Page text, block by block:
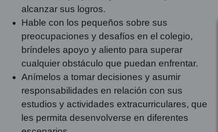
alcanzar sus logros.
Hable con los pequeños sobre sus
preocupaciones y desafíos en el colegio,
bríndeles apoyo y aliento para superar
cualquier obstáculo que puedan enfrentar.
Anímelos a tomar decisiones y asumir
responsabilidades en relación con sus
estudios y actividades extracurriculares, que
les permita desenvolverse en diferentes